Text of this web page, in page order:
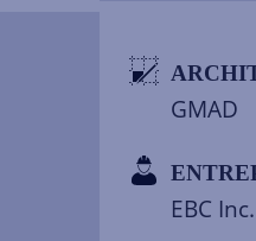
GMAD
EBC Inc.